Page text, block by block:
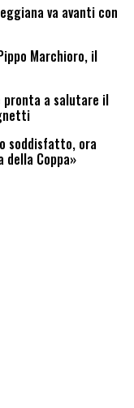
va avanti con
Marchioro, il
pronta a salutare il
soddisfatto, ora
Coppa»